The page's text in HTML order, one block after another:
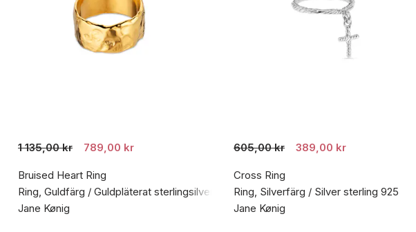
1 135,00 kr 789,00 kr
Bruised Heart Ring
Ring, Guldfärg / Guldpläterat sterlingsilver 925
Jane Kønig
605,00 kr 389,00 kr
Cross Ring
Ring, Silverfärg / Silver sterling 925
Jane Kønig